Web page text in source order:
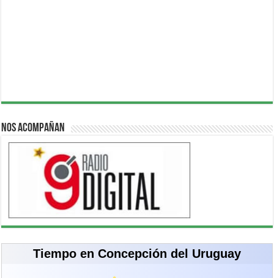
Nos acompañan
Tiempo en Concepción del Uruguay